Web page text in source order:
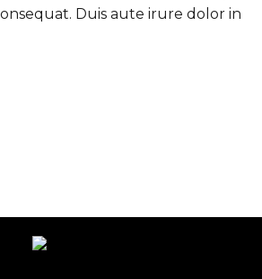
Duis aute irure dolor in